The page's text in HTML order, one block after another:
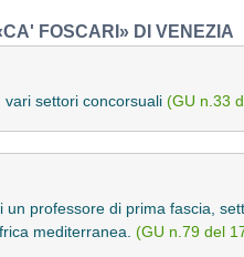
FOSCARI» DI VENEZIA
settori concorsuali (GU n.33
professore di prima fascia,
mediterranea. (GU n.79 del